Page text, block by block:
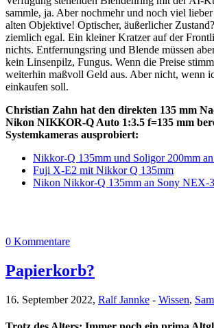
sammle, ja. Aber nochmehr und noch viel
alten Objektive! Optischer, äußerlicher
ziemlich egal. Ein kleiner Kratzer auf der
nichts. Entfernungsring und Blende müssen
kein Linsenpilz, Fungus. Wenn die Preise
weiterhin maßvoll Geld aus. Aber nicht, wenn
einkaufen soll.
Christian Zahn hat den direkten 135 mm
Nikon NIKKOR-Q Auto 1:3.5 f=135 mm
Systemkameras ausprobiert:
Nikkor-Q 135mm und Soligor 200mm
Fuji X-E2 mit Nikkor Q 135mm
Nikon Nikkor-Q 135mm an Sony NEX-3
0 Kommentare
Papierkorb?
16. September 2022, Ralf Jannke - Wissen,